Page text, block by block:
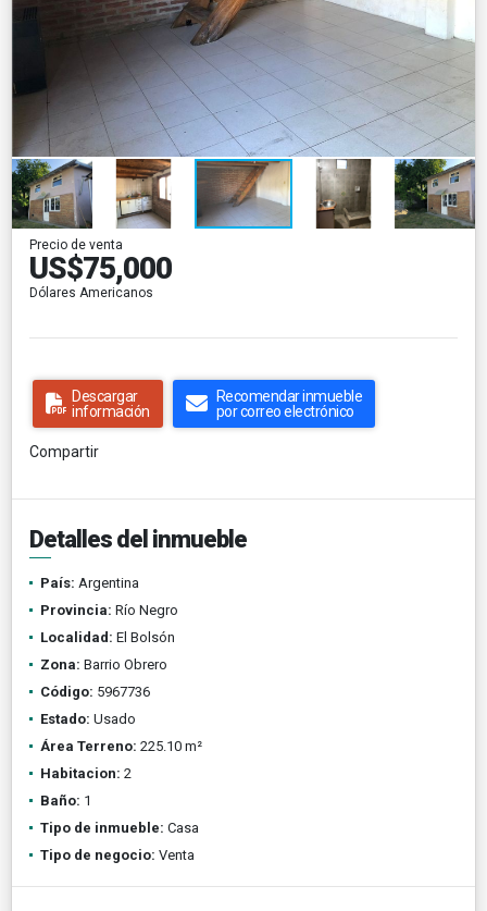
Precio de venta
US$75,000
Dólares Americanos
Descargar
información
Recomendar inmueble
por correo electrónico
Compartir
Detalles del inmueble
País: Argentina
Provincia: Río Negro
Localidad: El Bolsón
Zona: Barrio Obrero
Código: 5967736
Estado: Usado
Área Terreno: 225.10 m²
Habitacion: 2
Baño: 1
Tipo de inmueble: Casa
Tipo de negocio: Venta